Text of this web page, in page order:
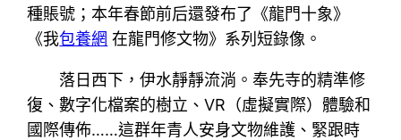
種賬號；本年春節前后還發布了《龍門十象》
《我包養網 在龍門修文物》系列短錄像。
落日西下，伊水靜靜流淌。奉先寺的精準修
復、數字化檔案的樹立、VR（虛擬實際）體驗和
國際傳佈……這群年青人安身文物維護、緊跟時